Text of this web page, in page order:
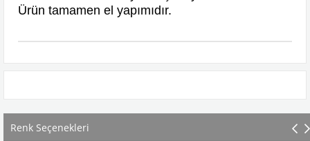
Ürün tamamen el yapımıdır.
Renk Seçenekleri